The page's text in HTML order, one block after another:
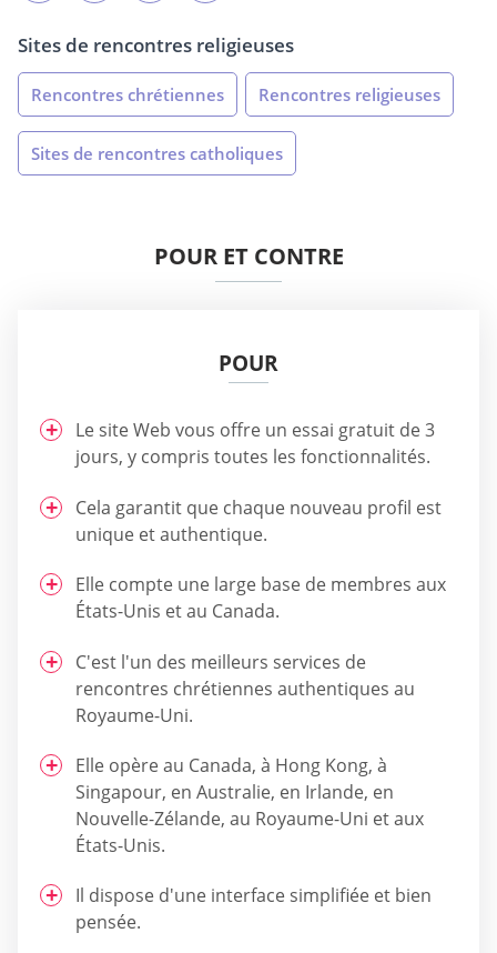
Sites de rencontres religieuses
Rencontres chrétiennes Rencontres religieuses
Sites de rencontres catholiques
POUR ET CONTRE
POUR
Le site Web vous offre un essai gratuit de 3
jours, y compris toutes les fonctionnalités.
Cela garantit que chaque nouveau profil est
unique et authentique.
Elle compte une large base de membres aux
États-Unis et au Canada.
C'est l'un des meilleurs services de
rencontres chrétiennes authentiques au
Royaume-Uni.
Elle opère au Canada, à Hong Kong, à
Singapour, en Australie, en Irlande, en
Nouvelle-Zélande, au Royaume-Uni et aux
États-Unis.
Il dispose d'une interface simplifiée et bien
pensée.